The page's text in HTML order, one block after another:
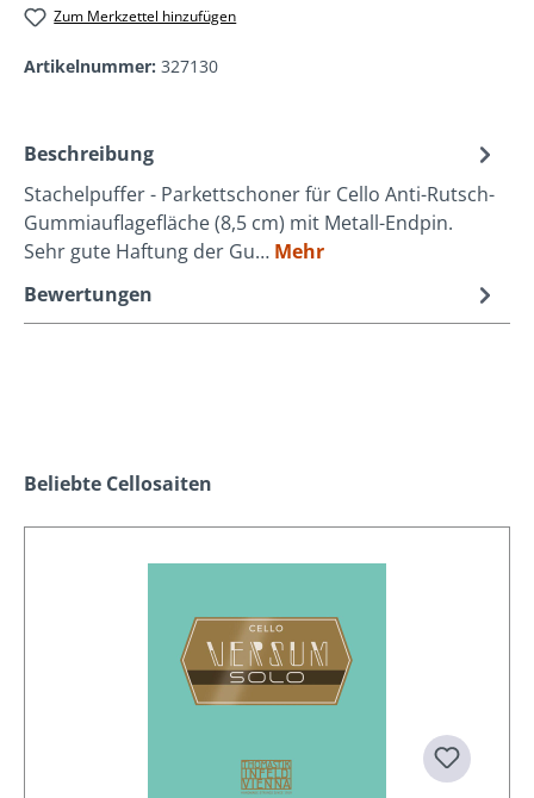
Zum Merkzettel hinzufügen
Artikelnummer: 327130
Beschreibung
Stachelpuffer - Parkettschoner für Cello Anti-Rutsch-
Gummiauflagefläche (8,5 cm) mit Metall-Endpin.
Sehr gute Haftung der Gu… Mehr
Bewertungen
Produktgalerie überspringen
Beliebte Cellosaiten